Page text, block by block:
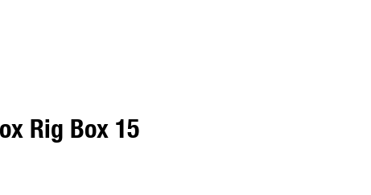
Rig Box 15